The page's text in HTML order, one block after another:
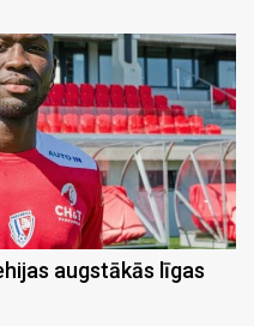
augstākās līgas